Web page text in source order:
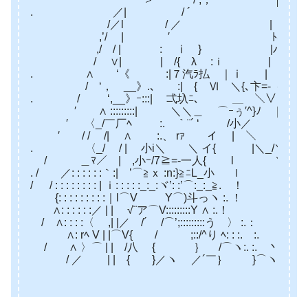
. ／| / ´ | 八
/／l / ／ | ＼
,’/ | ′ ﾄ､ ヽ
,/ / | : ⅰ } |ハ
/ ∨| | /{ λ :ｉ | i .′
. ∧ ‘《 :|７汽ﾗ払 ｜ⅰ | ｜
/ ‘， __》.､ :| { Ⅵ ＼{､卞=-｛ ,
. / ‘,__》ｰ:::| 弌圦ﾆ、 ＿ ＼∨ |
′ ∧ :::::::::| ＼＼＿ ⌒ｰぅ′^}ﾉ ｜ ﾄ
′ 〈_/￣厂ﾍ :. ｀¨´ ‘ /小／ ！ ！
′ / / /| ∧ :.、 rｧ イ | ＼ ‘，
. 〈_/ / | 小i＼ ＼ イ{ |＼_/＼
/ ＿ﾏ／ | ,小ｰ/7≧=‐一人{ l ＼{⌒>､
. / ／: : : : : :｀:| ’⌒≧ｘ :n:}≧ﾆL_小 ｌ ｉ|
/ / : : : : : : : : | ｉ: : : : :_:_:ヾ’: :’⌒:_:_≧. ！
{: : : : : : : : :｜l⌒V Y⌒)斗っヽ :. ！ /＼
∧: : : : : :／ | | √¨ア⌒V:::::::::Y ∧ :.！ /＼
/ ∧: : : :〈 ,| |／ /´ /⌒’;:::::::::う 〉
∧: rﾍ V | |⌒V{ / ;::/^り ﾍ: : :. :.
/ ∧ 〉⌒ | | /八 { ｝ /⌒ヽ:. :.
/ ／ | | { }／ヽ ／´￣｝ }⌒